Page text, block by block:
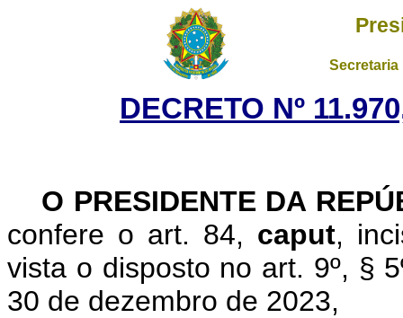
DECRETO Nº
O PRESIDENTE DA
confere o art. 84, caput,
vista o disposto no art. 9º, §
30 de dezembro de 2023,